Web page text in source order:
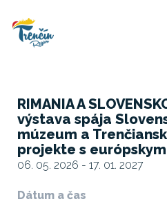
RIMANIA A
výstava spája
múzeum a
projekte s
06. 05. 2026 - 17. 01. 2027
Dátum a čas